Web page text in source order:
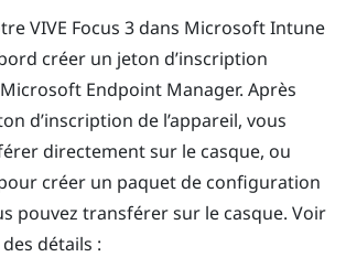
VIVE Focus 3dans Microsoft Intune
créer un jeton d’inscription
Endpoint Manager. Après
d’inscription de l’appareil, vous
directement sur le casque, ou
créer un paquet de configuration
pouvez transférer sur le casque. Voir
détails :